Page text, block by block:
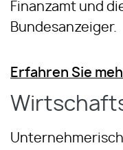
Finanzamt und
Bundesanzeiger.
Erfahren Sie